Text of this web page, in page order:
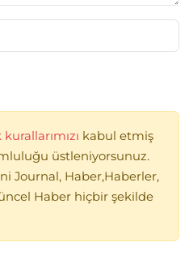
kabul etmiş
üstleniyorsunuz.
Journal, Haber,Haberler,
Haber hiçbir şekilde